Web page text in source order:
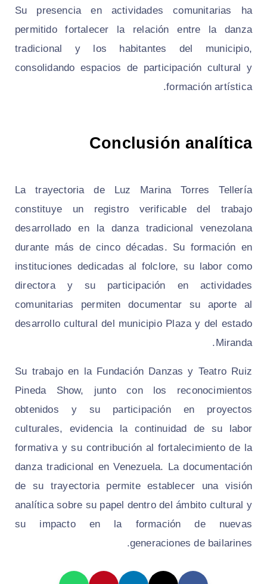
Su presencia en actividades comunitarias ha
permitido fortalecer la relación entre la danza
tradicional y los habitantes del municipio,
consolidando espacios de participación cultural y
formación artística.
Conclusión analítica
La trayectoria de Luz Marina Torres Tellería
constituye un registro verificable del trabajo
desarrollado en la danza tradicional venezolana
durante más de cinco décadas. Su formación en
instituciones dedicadas al folclore, su labor como
directora y su participación en actividades
comunitarias permiten documentar su aporte al
desarrollo cultural del municipio Plaza y del estado
Miranda.
Su trabajo en la Fundación Danzas y Teatro Ruiz
Pineda Show, junto con los reconocimientos
obtenidos y su participación en proyectos
culturales, evidencia la continuidad de su labor
formativa y su contribución al fortalecimiento de la
danza tradicional en Venezuela. La documentación
de su trayectoria permite establecer una visión
analítica sobre su papel dentro del ámbito cultural y
su impacto en la formación de nuevas
generaciones de bailarines.